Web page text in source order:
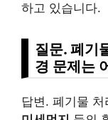
하고 있습니다.
질문. 폐기
경 문제는
답변. 폐기물